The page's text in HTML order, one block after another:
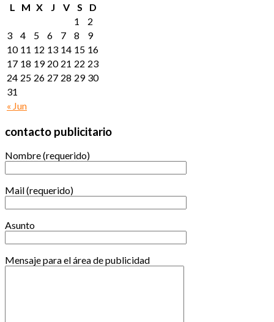
L
M X J V S D
« Jun
1
2
3
4 5 6 7 8
9
10 11 12 13 14 15 16
17 18 19 20 21 22 23
24 25 26 27 28 29 30
31
contacto publicitario
Nombre (requerido)
Mail (requerido)
Asunto
Mensaje para el área de publicidad